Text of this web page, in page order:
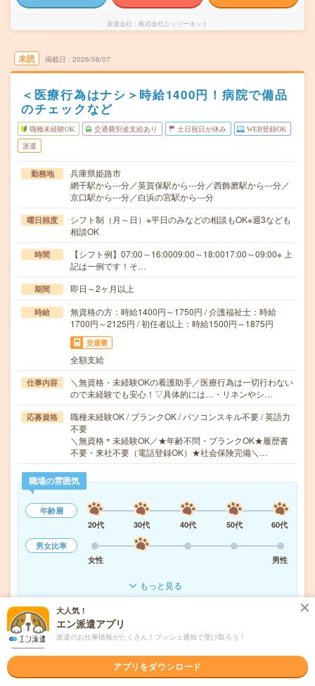
派遣会社 株式会社ニッソーネット
未読 掲載日 2026/08/07
＜医療行為はナシ＞時給1400円！病院で備品
のチェックなど
職種未経験OK 交通費別途支給あり 土日祝日が休み WEB登録OK
派遣
勤務地
兵庫県姫路市
網干駅から---分／英賀保駅から---分／西飾磨駅から---分／
京口駅から---分／白浜の宮駅から---分
曜日頻度
シフト制（月～日）※平日のみなどの相談もOK※週3なども
相談OK
時間
【シフト例】07:00～16:0009:00～18:0017:00～09:00※ 上
記は一例です！そ…
期間 即日～2ヶ月以上
時給
無資格の方：時給1400円～1750円 / 介護福祉士：時給
1700円～2125円 / 初任者以上：時給1500円～1875円
交通費
全額支給
仕事内容
＼無資格・未経験OKの看護助手／医療行為は一切行わない
ので未経験でも安心！▽具体的には…・リネンやシ…
応募資格
職種未経験OK / ブランクOK / パソコンスキル不要 / 英語力
不要
＼無資格＊未経験OK／★年齢不問・ブランクOK★履歴書
不要・来社不要（電話登録OK）★社会保険完備＼…
職場の雰囲気
年齢層
20代
30代 40代 50代
60代
男女比率
女性
男性
もっと見る
気になる!
派遣会社 株式会社ニッソーネット
大人気！
エン派遣アプリ
派遣のお仕事情報がたくさん！プッシュ通知で受け取ろう！
アプリをダウンロード